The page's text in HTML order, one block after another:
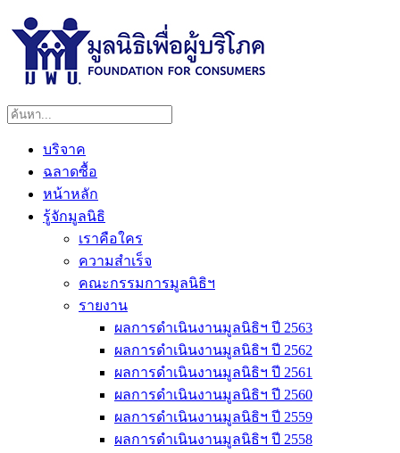
บริจาค
ฉลาดซื้อ
หน้าหลัก
รู้จักมูลนิธิ
เราคือใคร
ความสำเร็จ
คณะกรรมการมูลนิธิฯ
รายงาน
ผลการดำเนินงานมูลนิธิฯ ปี 2563
ผลการดำเนินงานมูลนิธิฯ ปี 2562
ผลการดำเนินงานมูลนิธิฯ ปี 2561
ผลการดำเนินงานมูลนิธิฯ ปี 2560
ผลการดำเนินงานมูลนิธิฯ ปี 2559
ผลการดำเนินงานมูลนิธิฯ ปี 2558